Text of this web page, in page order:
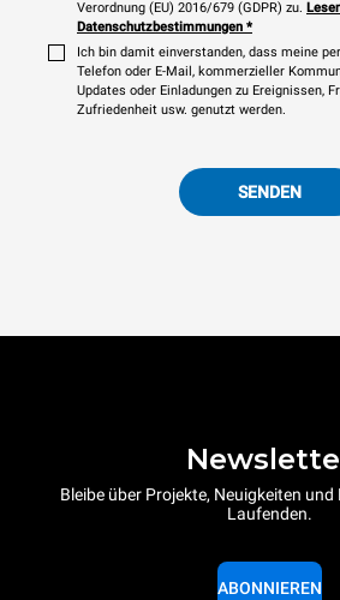
Verordnung (EU) 2016/679 (GDPR) zu.
Datenschutzbestimmungen *
Ich bin damit einverstanden, dass meine
Telefon oder E-Mail, kommerzieller
Updates oder Einladungen zu Ereignissen,
Zufriedenheit usw. genutzt werden.
SENDEN
Bleibe über Projekte, Neuigkeiten
Laufenden.
ABONNIEREN